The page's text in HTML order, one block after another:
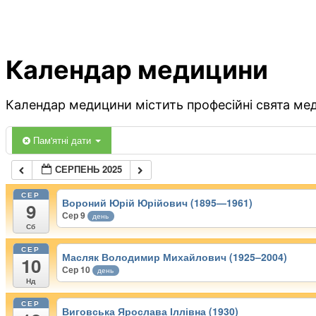
Календар медицини
Календар медицини містить професійні свята
Пам'ятні дати
СЕРПЕНЬ 2025
СЕР
9
Сб
Вороний Юрій Юрійович (1895—1961)
Сер 9 день
СЕР
10
Нд
Масляк Володимир Михайлович (1925–2004)
Сер 10 день
СЕР
Виговська Ярослава Іллівна (1930)